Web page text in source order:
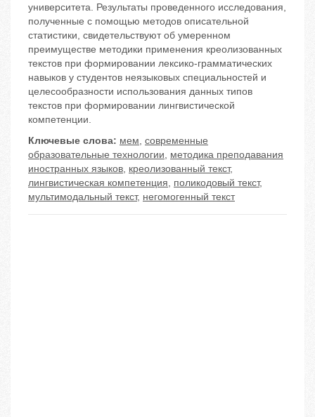
университета. Результаты проведенного исследования,
полученные с помощью методов описательной
статистики, свидетельствуют об умеренном
преимуществе методики применения креолизованных
текстов при формировании лексико-грамматических
навыков у студентов неязыковых специальностей и
целесообразности использования данных типов
текстов при формировании лингвистической
компетенции.
Ключевые слова: мем, современные
образовательные технологии, методика преподавания
иностранных языков, креолизованный текст,
лингвистическая компетенция, поликодовый текст,
мультимодальный текст, негомогенный текст